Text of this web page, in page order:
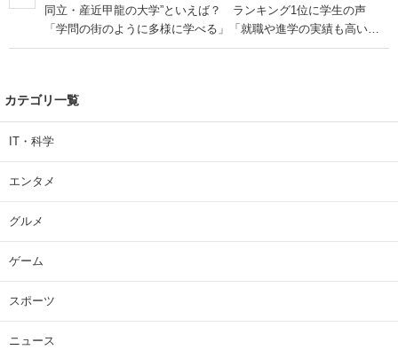
同立・産近甲龍の大学”といえば？ ランキング1位に学生の声
「学問の街のように多様に学べる」「就職や進学の実績も高い」
| 大学 ねとらぼリサーチ
カテゴリ一覧
IT・科学
エンタメ
グルメ
ゲーム
スポーツ
ニュース